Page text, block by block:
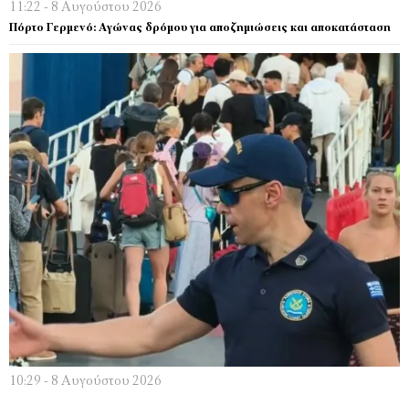
11:22 - 8 Αυγούστου 2026
Πόρτο Γερμενό: Αγώνας δρόμου για αποζημιώσεις και αποκατάσταση
10:29 - 8 Αυγούστου 2026